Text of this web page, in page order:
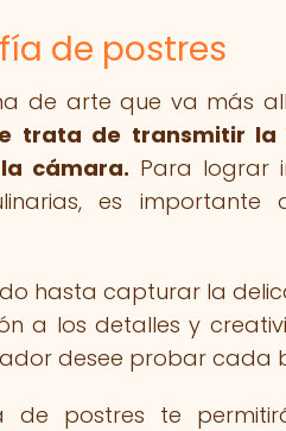
de postres
de arte que va más
trata de transmitir
cámara. Para lograr
es importante
hasta capturar la
a los detalles y
desee probar cada
postres te